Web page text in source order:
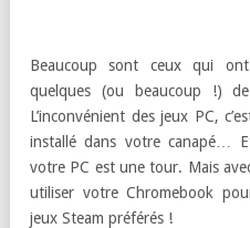
Beaucoup sont ceux qui
quelques (ou beaucoup !)
L’inconvénient des jeux PC,
installé dans votre canapé…
votre PC est une tour. Mais
utiliser votre Chromebook
jeux Steam préférés !